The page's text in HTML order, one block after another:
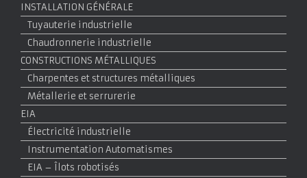
INSTALLATION GÉNÉRALE
Tuyauterie industrielle
Chaudronnerie industrielle
CONSTRUCTIONS MÉTALLIQUES
Charpentes et structures métalliques
Métallerie et serrurerie
EIA
Électricité industrielle
Instrumentation Automatismes
EIA – Îlots robotisés